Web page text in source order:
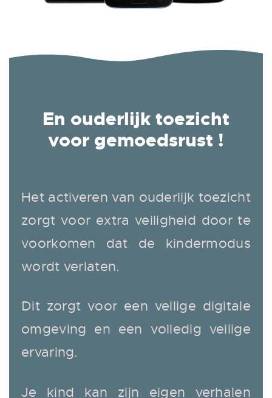
En ouderlijk toezicht
voor gemoedsrust !
Het activeren van ouderlijk toezicht
zorgt voor extra veiligheid door te
voorkomen dat de kindermodus
wordt verlaten.
Dit zorgt voor een veilige digitale
omgeving en een volledig veilige
ervaring.
Je kind kan zijn eigen verhalen